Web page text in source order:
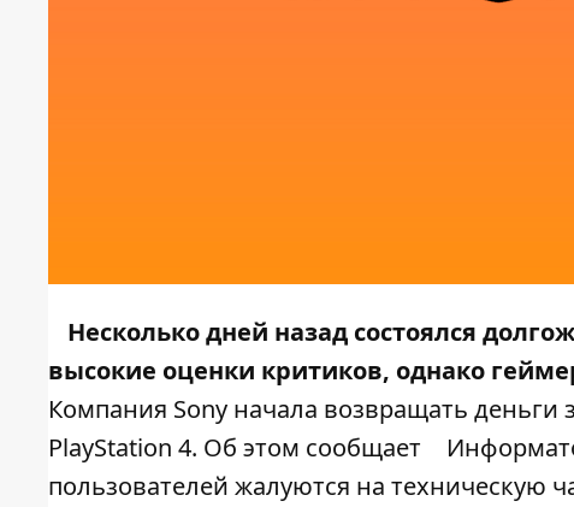
Несколько дней назад состоялся
высокие оценки критиков, однако
Компания Sony начала возвращать
PlayStation 4. Об этом сообщает
пользователей жалуются на техническую